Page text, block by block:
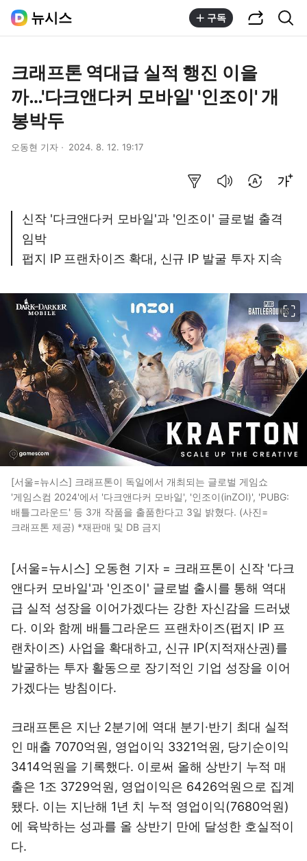
뉴시스 구독
크래프톤 역대급 실적 행진 이을
까…'다크앤다커 모바일' '인조이' 개
봉박두
오동현 기자 2024. 8. 12. 19:17
신작 '다크앤다커 모바일'과 '인조이' 글로벌 출격
임박
펍지 IP 프랜차이즈 확대, 신규 IP 발굴 투자 지속
[서울=뉴시스] 크래프톤이 독일에서 개최되는 글로벌 게임쇼
'게임스컴 2024'에서 '다크앤다커 모바일', '인조이(inZOI)', 'PUBG:
배틀그라운드' 등 3개 작품을 출품한다고 3일 밝혔다. (사진=
크래프톤 제공) *재판매 및 DB 금지
[서울=뉴시스] 오동현 기자 = 크래프톤이 신작 '다크
앤다커 모바일'과 '인조이' 글로벌 출시를 통해 역대
급 실적 성장을 이어가겠다는 강한 자신감을 드러냈
다. 이와 함께 배틀그라운드 프랜차이즈(펍지 IP 프
랜차이즈) 사업을 확대하고, 신규 IP(지적재산권)를
발굴하는 투자 활동으로 장기적인 기업 성장을 이어
가겠다는 방침이다.
크래프톤은 지난 2분기에 역대 분기·반기 최대 실적
인 매출 7070억원, 영업이익 3321억원, 당기순이익
3414억원을 기록했다. 이로써 올해 상반기 누적 매
출은 1조 3729억원, 영업이익은 6426억원으로 집계
됐다. 이는 지난해 1년 치 누적 영업이익(7680억원)
에 육박하는 성과를 올 상반기 만에 달성한 호실적이
다.